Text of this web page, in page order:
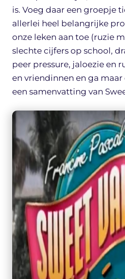
is. Voeg daar een groepje
allerlei heel belangrijke
onze leken aan toe (ruzie
slechte cijfers op school,
peer pressure, jaloezie en
en vriendinnen en ga
een samenvatting van